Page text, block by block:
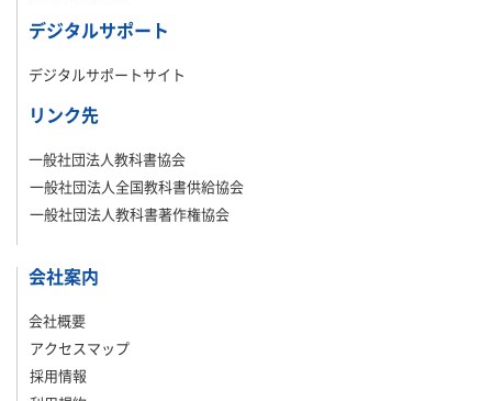
デジタルサポート
デジタルサポートサイト
リンク先
一般社団法人教科書協会
一般社団法人全国教科書供給協会
一般社団法人教科書著作権協会
会社案内
会社概要
アクセスマップ
採用情報